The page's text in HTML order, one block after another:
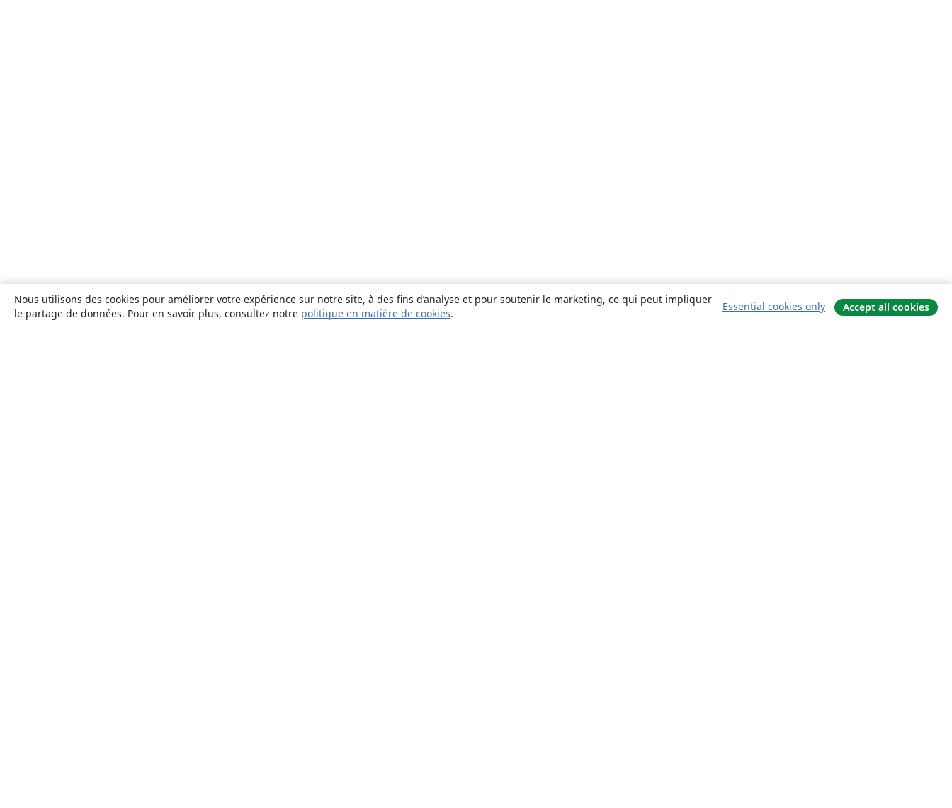
Nous utilisons des cookies pour améliorer votre expérience sur notre site, à des fins d’analyse et pour soutenir le marketing, ce qui peut impliquer
le partage de données. Pour en savoir plus, consultez notre politique en matière de cookies.
Essential cookies only Accept all cookies